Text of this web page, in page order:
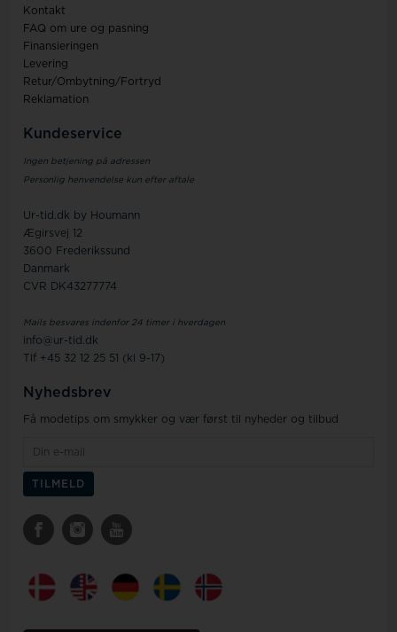
Kontakt
FAQ om ure og pasning
Finansieringen
Levering
Retur/Ombytning/Fortryd
Reklamation
Kundeservice
Ingen betjening på adressen
Personlig henvendelse kun efter aftale
Ur-tid.dk by Houmann
Ægirsvej 12
3600 Frederikssund
Danmark
CVR DK43277774
Mails besvares indenfor 24 timer i hverdagen
info@ur-tid.dk
Tlf +45 32 12 25 51 (kl 9-17)
Nyhedsbrev
Få modetips om smykker og vær først til nyheder og tilbud